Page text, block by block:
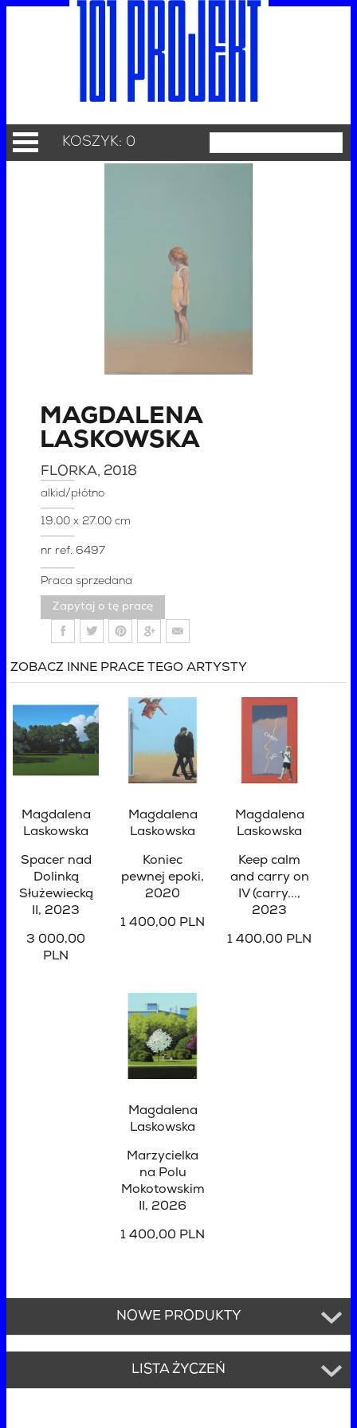
KOSZYK: 0
MAGDALENA
LASKOWSKA
FLORKA, 2018
alkid/płótno
19.00 x 27.00 cm
nr ref. 6497
Praca sprzedana
Zapytaj o tę pracę
ZOBACZ INNE PRACE TEGO ARTYSTY
Magdalena
Laskowska
Spacer nad
Dolinką
Służewiecką
II, 2023
3 000,00
PLN
Magdalena
Laskowska
Koniec
pewnej epoki,
2020
1 400,00 PLN
Magdalena
Laskowska
Keep calm
and carry on
IV (carry...,
2023
1 400,00 PLN
Magdalena
Laskowska
Marzycielka
na Polu
Mokotowskim
II, 2026
1 400,00 PLN
NOWE PRODUKTY
LISTA ŻYCZEŃ